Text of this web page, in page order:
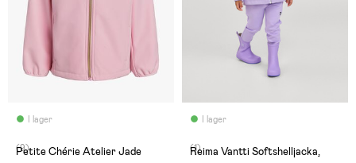
I lager
(9)
Petite Chérie Atelier Jade
I lager
(1)
Reima Vantti Softshelljacka,